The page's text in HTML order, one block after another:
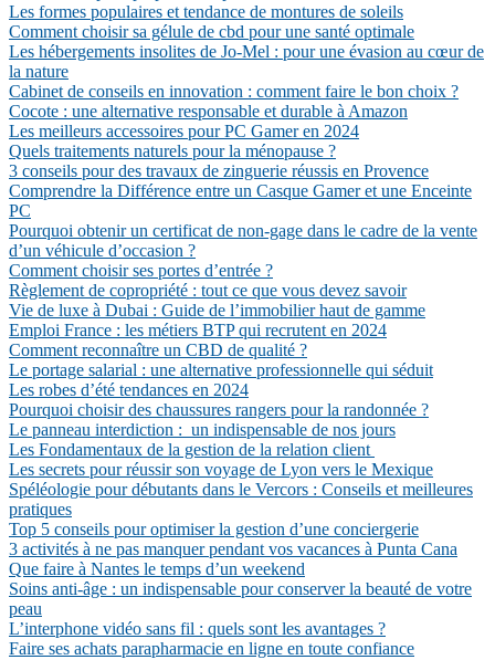
Les formes populaires et tendance de montures de soleils
Comment choisir sa gélule de cbd pour une santé optimale
Les hébergements insolites de Jo-Mel : pour une évasion au cœur de
la nature
Cabinet de conseils en innovation : comment faire le bon choix ?
Cocote : une alternative responsable et durable à Amazon
Les meilleurs accessoires pour PC Gamer en 2024
Quels traitements naturels pour la ménopause ?
3 conseils pour des travaux de zinguerie réussis en Provence
Comprendre la Différence entre un Casque Gamer et une Enceinte
PC
Pourquoi obtenir un certificat de non-gage dans le cadre de la vente
d’un véhicule d’occasion ?
Comment choisir ses portes d’entrée ?
Règlement de copropriété : tout ce que vous devez savoir
Vie de luxe à Dubai : Guide de l’immobilier haut de gamme
Emploi France : les métiers BTP qui recrutent en 2024
Comment reconnaître un CBD de qualité ?
Le portage salarial : une alternative professionnelle qui séduit
Les robes d’été tendances en 2024
Pourquoi choisir des chaussures rangers pour la randonnée ?
Le panneau interdiction : un indispensable de nos jours
Les Fondamentaux de la gestion de la relation client
Les secrets pour réussir son voyage de Lyon vers le Mexique
Spéléologie pour débutants dans le Vercors : Conseils et meilleures
pratiques
Top 5 conseils pour optimiser la gestion d’une conciergerie
3 activités à ne pas manquer pendant vos vacances à Punta Cana
Que faire à Nantes le temps d’un weekend
Soins anti-âge : un indispensable pour conserver la beauté de votre
peau
L’interphone vidéo sans fil : quels sont les avantages ?
Faire ses achats parapharmacie en ligne en toute confiance